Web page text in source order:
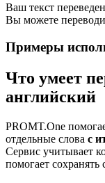
Ваш текст
Вы можете
Примеры
Что умеет
английский
PROMT.One
отдельные слова с
Сервис учитывает
помогает